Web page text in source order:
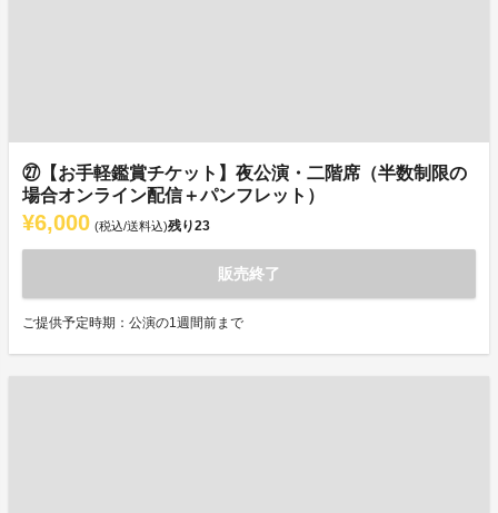
㉗【お手軽鑑賞チケット】夜公演・二階席（半数制限の
場合オンライン配信＋パンフレット）
¥6,000 (税込/送料込)残り23
販売終了
ご提供予定時期：公演の1週間前まで